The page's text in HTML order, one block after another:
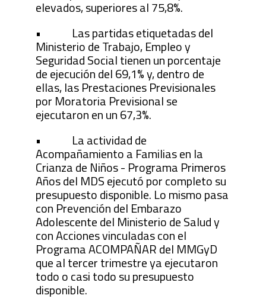
elevados, superiores al 75,8%.
• Las partidas etiquetadas del
Ministerio de Trabajo, Empleo y
Seguridad Social tienen un porcentaje
de ejecución del 69,1% y, dentro de
ellas, las Prestaciones Previsionales
por Moratoria Previsional se
ejecutaron en un 67,3%.
• La actividad de
Acompañamiento a Familias en la
Crianza de Niños - Programa Primeros
Años del MDS ejecutó por completo su
presupuesto disponible. Lo mismo pasa
con Prevención del Embarazo
Adolescente del Ministerio de Salud y
con Acciones vinculadas con el
Programa ACOMPAÑAR del MMGyD
que al tercer trimestre ya ejecutaron
todo o casi todo su presupuesto
disponible.